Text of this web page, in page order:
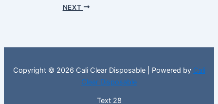
NEXT
Copyright © 2026 Cali Clear Disposable | Powered by Cali
Clear Disposable
Text 28